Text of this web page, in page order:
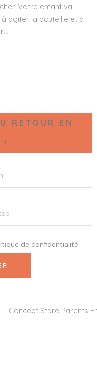
Votre enfant va
agiter la bouteille et à
RETOUR EN
!
de confidentialité